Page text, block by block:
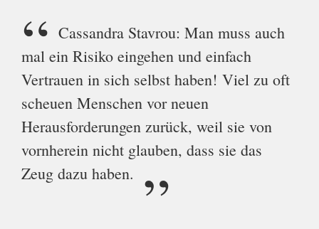
Cassandra Stavrou: Man muss auch
mal ein Risiko eingehen und einfach
Vertrauen in sich selbst haben! Viel zu oft
scheuen Menschen vor neuen
Herausforderungen zurück, weil sie von
vornherein nicht glauben, dass sie das
Zeug dazu haben.